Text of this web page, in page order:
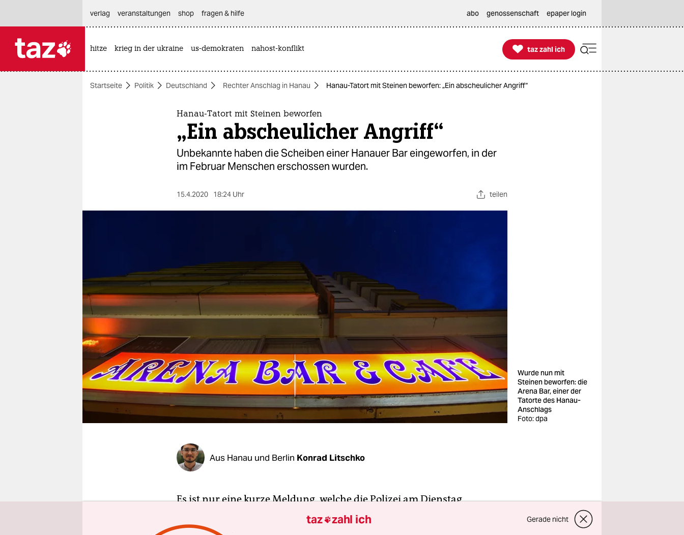
themen
wahrheit
verlag
verlag
veranstaltungen
shop
fragen & hilfe
unterstützen
verlag
veranstaltungen shop fragen & hilfe abo genossenschaft epaper login
hitze krieg in der ukraine us-demokraten nahost-konflikt 
taz zahl ich
taz zahl ich
Startseite Politik Deutschland Rechter Anschlag in Hanau Hanau-Tatort mit Steinen beworfen: „Ein abscheulicher Angriff“
Hanau-Tatort mit Steinen beworfen
„Ein abscheulicher Angriff“
Unbekannte haben die Scheiben einer Hanauer Bar eingeworfen, in der
im Februar Menschen erschossen wurden.
15.4.2020 18:24 Uhr teilen
Wurde nun mit
Steinen beworfen: die
Arena Bar, einer der
Tatorte des Hanau-
Anschlags
Foto: dpa
Aus Hanau und Berlin Konrad Litschko
Es ist nur eine kurze Meldung, welche die Polizei am Dienstag
veröffentlicht hat. Die Scheibe eines Lokals am Hanauer Kurt-
Schumacher-Platz sei in der Nacht zum Freitag eingeworfen worden.
taz zahl ich Gerade nicht